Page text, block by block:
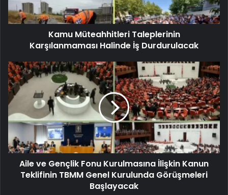
Kamu Müteahhitleri Taleplerinin
Karşılanmaması Halinde İş Durdurulacak
Aile ve Gençlik Fonu Kurulmasına İlişkin Kanun
Teklifinin TBMM Genel Kurulunda Görüşmeleri
Başlayacak